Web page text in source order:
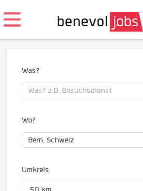
Was?
Wo?
Umkreis